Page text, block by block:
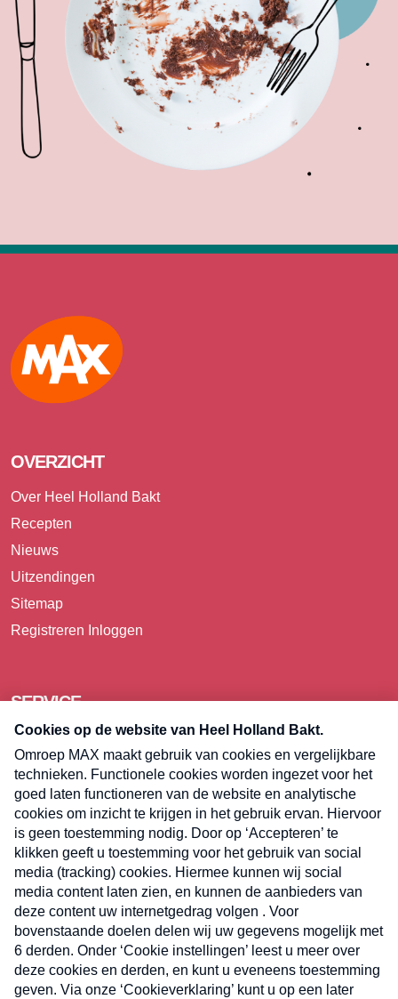
E-meel? Schrijf je in voor de
Heel Holland Bakt nieuwsbrief
Max
OVERZICHT
Over Heel Holland Bakt
Recepten
Nieuws
Uitzendingen
Sitemap
Registreren Inloggen
SERVICE
Over Omroep MAX
Pers
Contact
Algemene voorwaarden
Privacyverklaring
Cookieverklaring
Kwetsbaarheid melden
Registreren
Inloggen
Volg Volg Volg